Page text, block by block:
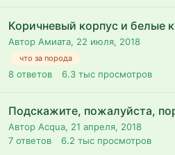
Коричневый корпус и белые
Автор Амиата, 22 июля, 2018
что за порода
8 ответов 6.3 тыс просмотров
Подскажите, пожалуйста,
Автор Acqua, 21 апреля, 2018
7 ответов 6.2 тыс просмотров